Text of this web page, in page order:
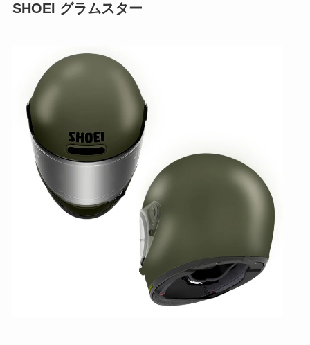
SHOEI グラムスター